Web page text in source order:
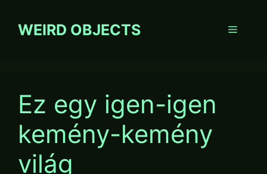
contentWEIRD OBJECTS Menu
Ez egy igen-igen
kemény-kemény
világ